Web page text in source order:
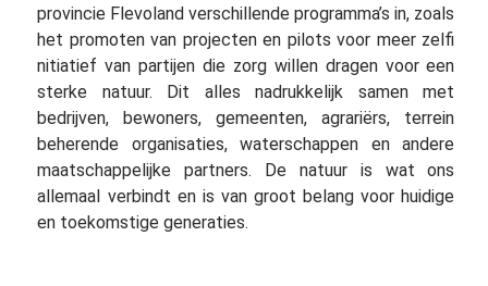
provincie Flevoland verschillende programma’s in, zoals
het promoten van projecten en pilots voor meer zelfi
nitiatief van partijen die zorg willen dragen voor een
sterke natuur. Dit alles nadrukkelijk samen met
bedrijven, bewoners, gemeenten, agrariërs, terrein
beherende organisaties, waterschappen en andere
maatschappelijke partners. De natuur is wat ons
allemaal verbindt en is van groot belang voor huidige
en toekomstige generaties.